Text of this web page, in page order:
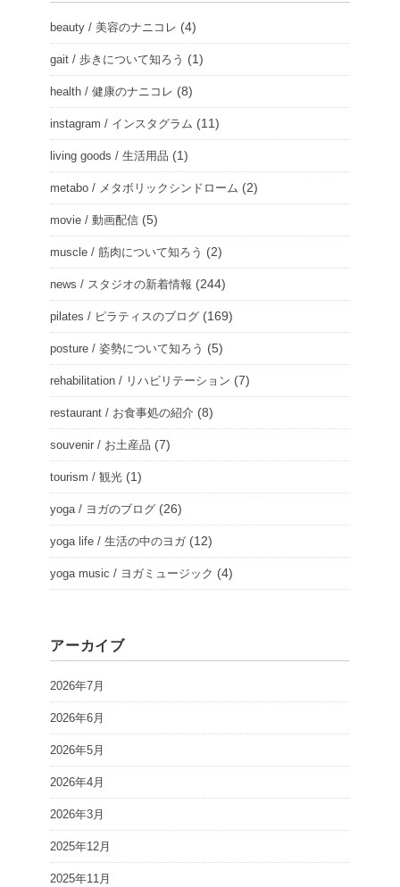
beauty / 美容のナニコレ (4)
gait / 歩きについて知ろう (1)
health / 健康のナニコレ (8)
instagram / インスタグラム (11)
living goods / 生活用品 (1)
metabo / メタボリックシンドローム (2)
movie / 動画配信 (5)
muscle / 筋肉について知ろう (2)
news / スタジオの新着情報 (244)
pilates / ピラティスのブログ (169)
posture / 姿勢について知ろう (5)
rehabilitation / リハビリテーション (7)
restaurant / お食事処の紹介 (8)
souvenir / お土産品 (7)
tourism / 観光 (1)
yoga / ヨガのブログ (26)
yoga life / 生活の中のヨガ(12)
yoga music / ヨガミュージック (4)
アーカイブ
2026年7月
2026年6月
2026年5月
2026年4月
2026年3月
2025年12月
2025年11月